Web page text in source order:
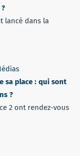
lancé dans la
sa place : qui sont
?
2 ont rendez-vous